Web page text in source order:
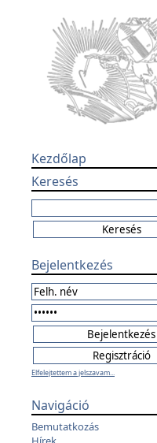
Kezdőlap
Keresés
Bejelentkezés
Elfelejtettem a jelszavam...
Navigáció
Bemutatkozás